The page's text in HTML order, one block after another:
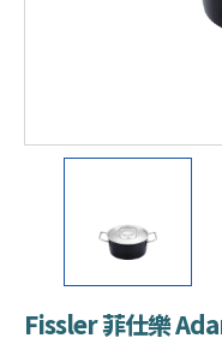
Fissler 菲仕樂